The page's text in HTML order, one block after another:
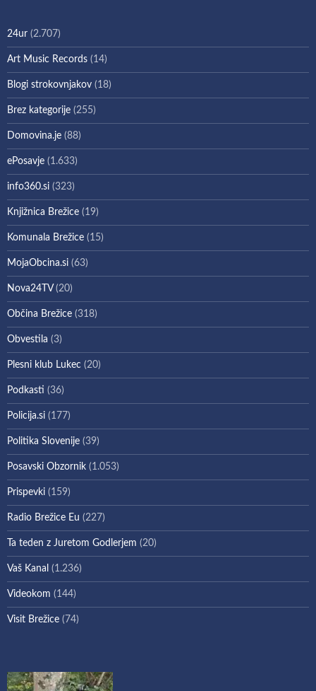
24ur (2.707)
Art Music Records (14)
Blogi strokovnjakov (18)
Brez kategorije (255)
Domovina.je (88)
ePosavje (1.633)
info360.si (323)
Knjižnica Brežice (19)
Komunala Brežice (15)
MojaObcina.si (63)
Nova24TV(20)
Občina Brežice (318)
Obvestila (3)
Plesni klub Lukec (20)
Podkasti (36)
Policija.si (177)
Politika Slovenije (39)
Posavski Obzornik (1.053)
Prispevki (159)
Radio Brežice Eu (227)
Ta teden z Juretom Godlerjem (20)
Vaš Kanal (1.236)
Videokom (144)
Visit Brežice (74)